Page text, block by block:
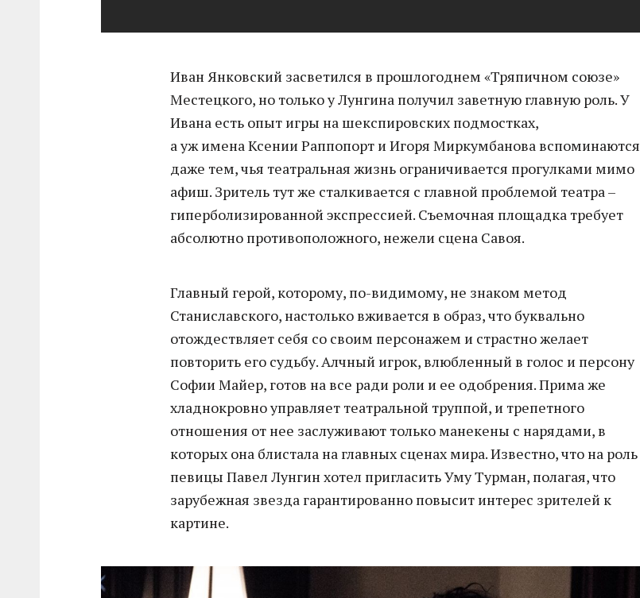
Иван Янковский засветился в прошлогоднем «Тряпичном союзе»
Местецкого, но только у Лунгина получил заветную главную роль. У
Ивана есть опыт игры на шекспировских подмостках,
а уж имена Ксении Раппопорт и Игоря Миркумбанова вспоминаются
даже тем, чья театральная жизнь ограничивается прогулками мимо
афиш. Зритель тут же сталкивается с главной проблемой театра –
гиперболизированной экспрессией. Съемочная площадка требует
абсолютно противоположного, нежели сцена Савоя.
Главный герой, которому, по-видимому, не знаком метод
Станиславского, настолько вживается в образ, что буквально
отождествляет себя со своим персонажем и страстно желает
повторить его судьбу. Алчный игрок, влюбленный в голос и персону
Софии Майер, готов на все ради роли и ее одобрения. Прима же
хладнокровно управляет театральной труппой, и трепетного
отношения от нее заслуживают только манекены с нарядами, в
которых она блистала на главных сценах мира. Известно, что на роль
певицы Павел Лунгин хотел пригласить Уму Турман, полагая, что
зарубежная звезда гарантированно повысит интерес зрителей к
картине.